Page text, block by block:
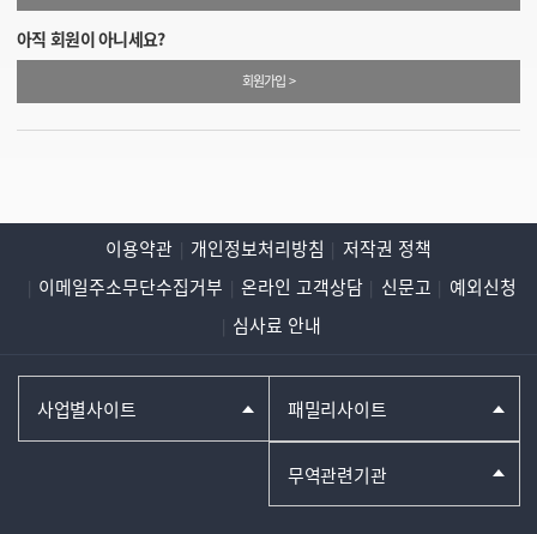
아직 회원이 아니세요?
회원가입 >
이용약관 개인정보처리방침
저작권 정책
이메일주소무단수집거부
온라인 고객상담 신문고
예외신청
심사료 안내
사업별사이트 패밀리사이트
무역관련기관